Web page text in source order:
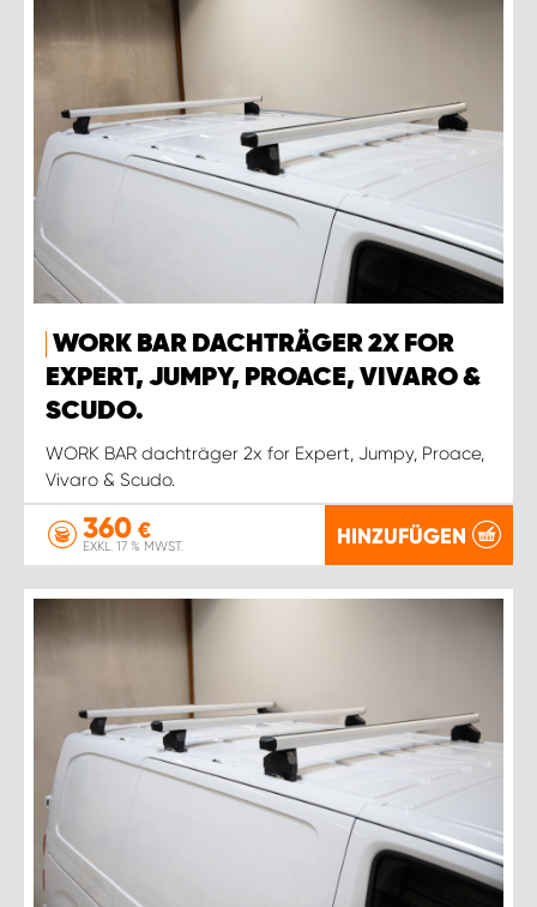
WORK BAR DACHTRÄGER 2X FOR
EXPERT, JUMPY, PROACE, VIVARO &
SCUDO.
WORK BAR dachträger 2x for Expert, Jumpy, Proace,
Vivaro & Scudo.
360 €
EXKL. 17 % MWST. HINZUFÜGEN